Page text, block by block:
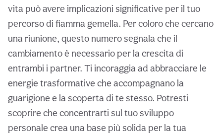
vita può avere implicazioni significative per il tuo
percorso di fiamma gemella. Per coloro che cercano
una riunione, questo numero segnala che il
cambiamento è necessario per la crescita di
entrambi i partner. Ti incoraggia ad abbracciare le
energie trasformative che accompagnano la
guarigione e la scoperta di te stesso. Potresti
scoprire che concentrarti sul tuo sviluppo
personale crea una base più solida per la tua